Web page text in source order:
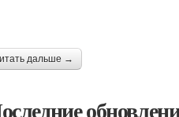
дальше →